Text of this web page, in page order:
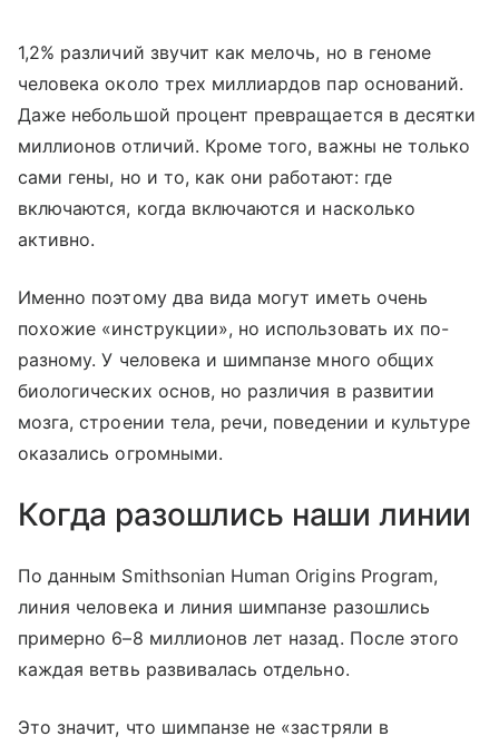
1,2% различий звучит как мелочь, но в геноме
человека около трех миллиардов пар оснований.
Даже небольшой процент превращается в десятки
миллионов отличий. Кроме того, важны не только
сами гены, но и то, как они работают: где
включаются, когда включаются и насколько
активно.
Именно поэтому два вида могут иметь очень
похожие «инструкции», но использовать их по-
разному. У человека и шимпанзе много общих
биологических основ, но различия в развитии
мозга, строении тела, речи, поведении и культуре
оказались огромными.
Когда разошлись наши линии
По данным Smithsonian Human Origins Program,
линия человека и линия шимпанзе разошлись
примерно 6–8 миллионов лет назад. После этого
каждая ветвь развивалась отдельно.
Это значит, что шимпанзе не «застряли в